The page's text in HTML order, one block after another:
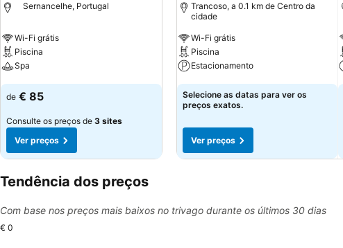
Sernancelhe, Portugal
Wi-Fi grátis
Piscina
Spa
Ver preços
de € 85
Consulte os preços de 3 sites
Ver preços
Trancoso, a 0.1 km de Centro da
cidade
Wi-Fi grátis
Piscina
Estacionamento
Ver preços
Selecione as datas para ver os
preços exatos.
Ver preços
Tendência dos preços
Com base nos preços mais baixos no trivago durante os últimos 30 dias
€ 0